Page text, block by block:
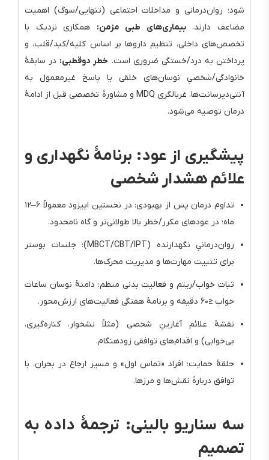
شود؛ روان‌درمانی و مداخلات اجتماعی (تنهایی/سوگ) اهمیت
مضاعف دارند.بیماری‌های طبی مزمن: همکاری نزدیک با
تخصص‌های داخلی، تنظیم داروها بر اساس کلیه/کبد/قلب، و
پرداختن به درد/خستگی ضروری است. خطر دوقطبی: در سابقهٔ
خانوادگی/شخصیِ نوسان‌های خلقی یا پاسخ غیرمعمول به
آنتی‌دپرسانت‌ها، غربالگری MDQ و مشاورهٔ تخصصی قبل از ادامهٔ
درمان توصیه می‌شود.
پیشگیری از عود: برنامهٔ نگهداری و
علائم هشدار شخصی
تداوم درمان پس از بهبودی: در نخستین اپیزود معمولاً ۶–۱۲
ماه؛ در عودهای مکرر/خطر بالا طولانی‌تر و گاه نامحدود.
روان‌درمانیِ نگهدارنده (MBCT/CBT/IPT): جلسات بوستر
برای تثبیت مهارت‌ها و مدیریت محرک‌ها.
ثبات خواب/ریتم و فعالیت بدنی منظم: دامنهٔ نوسان ساعات
خواب ≤۶۰ دقیقه و برنامهٔ هفتگی فعالیت‌های ارزش‌محور.
نقشهٔ علائم آغازینِ شخصی (مثلاً نشخوار، کناره‌گیری،
بی‌خوابی) و اقدام‌های توافقی زودهنگام.
حلقهٔ حمایت: افراد «تماس اول» و مسیر ارجاع در بحران، با
توافق دربارهٔ نقش‌ها و مرزها.
سه سناریو بالینی: ترجمهٔ داده به
تصمیم